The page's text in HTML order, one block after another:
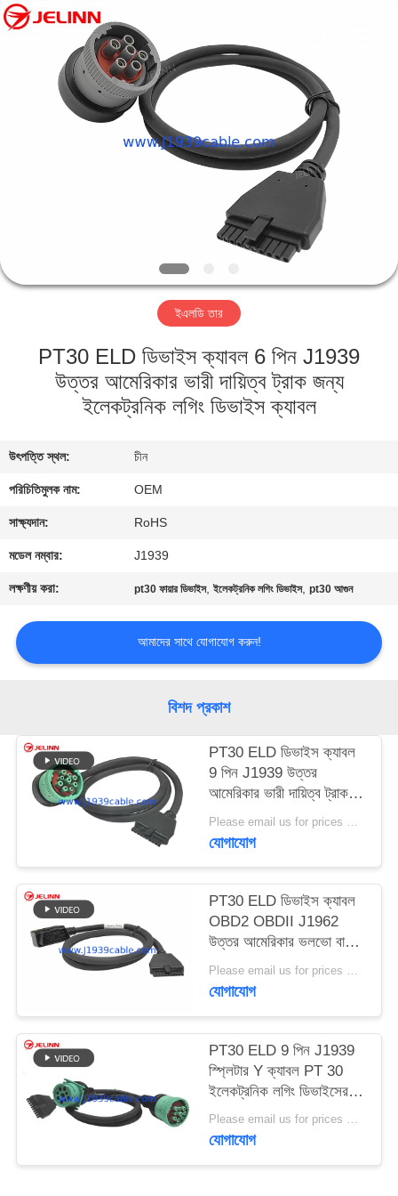
কারখানা
যোগাযোগ
করুন
উদ্ধৃতির
জন্য
আবেদন
সাইট
PRIVACY
POLICY
Co.,
Ltd..
All
ইএলডি তার
PT30 ELD ডিভাইস ক্যাবল 6 পিন J1939
উত্তর আমেরিকার ভারী দায়িত্ব ট্রাক জন্য
ইলেকট্রনিক লগিং ডিভাইস ক্যাবল
উৎপত্তি স্থল: চীন
পরিচিতিমুলক নাম: OEM
সাক্ষ্যদান: RoHS
মডেল নম্বার: J1939
লক্ষণীয় করা: pt30 ফায়ার ডিভাইস,ইলেকট্রনিক লগিং ডিভাইস,pt30 আগুন
আমাদের সাথে যোগাযোগ করুন!
বিশদ প্রকাশ
PT30 ELD ডিভাইস ক্যাবল
9 পিন J1939 উত্তর
আমেরিকার ভারী দায়িত্ব ট্রাক
জন্য ইলেকট্রনিক লগিং ডিভাইস
ক্যাবল
Please email us for prices MOQ:১০০ পিসি
যোগাযোগ
PT30 ELD ডিভাইস ক্যাবল
OBD2 OBDII J1962
উত্তর আমেরিকার ভলভো বা
ম্যাক ট্রাকগুলির জন্য ক্যাবল
ইলেকট্রনিক লগিং ডিভাইস
Please email us for prices MOQ:১০০ পিসি
যোগাযোগ
PT30 ELD 9 পিন J1939
স্প্লিটার Y ক্যাবল PT 30
ইলেকট্রনিক লগিং ডিভাইসের
জন্য উত্তর আমেরিকার ভারী
দায়িত্ব ট্রাক
Please email us for prices MOQ:১০০ পিসি
যোগাযোগ